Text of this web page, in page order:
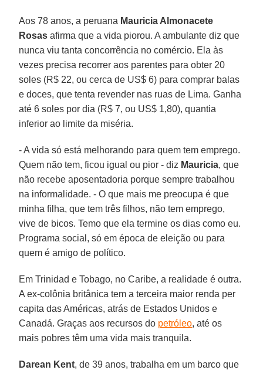
Aos 78 anos, a peruana Mauricia Almonacete
Rosas afirma que a vida piorou. A ambulante diz que
nunca viu tanta concorrência no comércio. Ela às
vezes precisa recorrer aos parentes para obter 20
soles (R$ 22, ou cerca de US$ 6) para comprar balas
e doces, que tenta revender nas ruas de Lima. Ganha
até 6 soles por dia (R$ 7, ou US$ 1,80), quantia
inferior ao limite da miséria.
- A vida só está melhorando para quem tem emprego.
Quem não tem, ficou igual ou pior - diz Mauricia, que
não recebe aposentadoria porque sempre trabalhou
na informalidade. - O que mais me preocupa é que
minha filha, que tem três filhos, não tem emprego,
vive de bicos. Temo que ela termine os dias como eu.
Programa social, só em época de eleição ou para
quem é amigo de político.
Em Trinidad e Tobago, no Caribe, a realidade é outra.
A ex-colônia britânica tem a terceira maior renda per
capita das Américas, atrás de Estados Unidos e
Canadá. Graças aos recursos do petróleo, até os
mais pobres têm uma vida mais tranquila.
Darean Kent, de 39 anos, trabalha em um barco que